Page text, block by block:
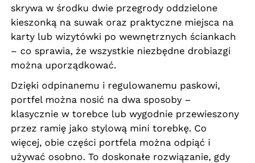
skrywa w środku dwie przegrody oddzielone
kieszonką na suwak oraz praktyczne miejsca na
karty lub wizytówki po wewnętrznych ściankach
– co sprawia, że wszystkie niezbędne drobiazgi
można uporządkować.
Dzięki odpinanemu i regulowanemu paskowi,
portfel można nosić na dwa sposoby –
klasycznie w torebce lub wygodnie przewieszony
przez ramię jako stylową mini torebkę. Co
więcej, obie części portfela można odpiąć i
używać osobno. To doskonałe rozwiązanie, gdy